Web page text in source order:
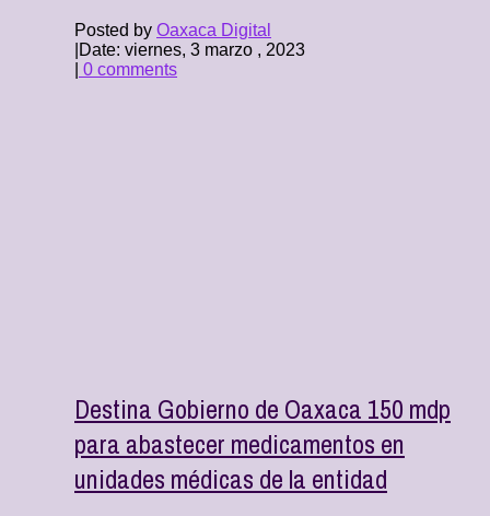
Posted by Oaxaca Digital
Date: viernes, 3 marzo , 2023
0 comments
Destina Gobierno de Oaxaca 150 mdp
para abastecer medicamentos en
unidades médicas de la entidad